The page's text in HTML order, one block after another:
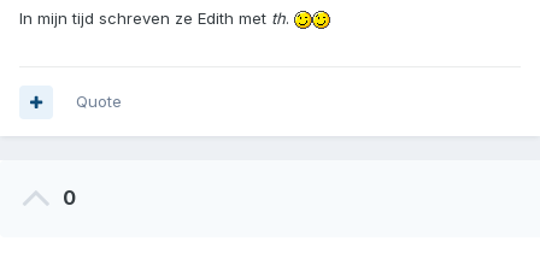
In mijn tijd schreven ze Edith met th.
Quote
0